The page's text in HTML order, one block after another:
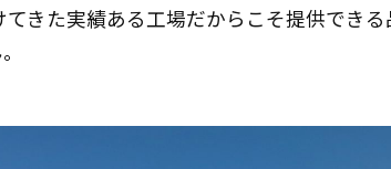
きた実績ある工場だからこそ提供でき